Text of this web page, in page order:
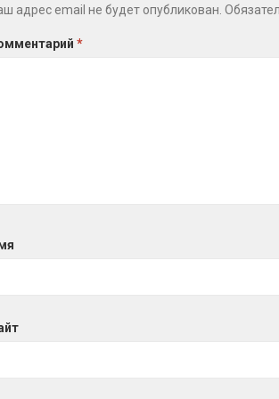
адрес email не будет опубликован.
*